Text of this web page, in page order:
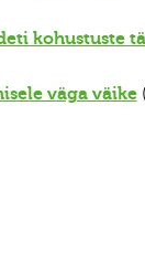
kohustuste
väga väike